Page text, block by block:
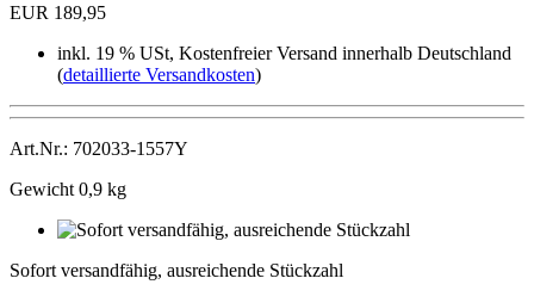
EUR 189,95
inkl. 19 % USt, Kostenfreier Versand innerhalb Deutschland
(detaillierte Versandkosten)
Art.Nr.: 702033-1557Y
Gewicht 0,9 kg
Sofort versandfähig, ausreichende Stückzahl